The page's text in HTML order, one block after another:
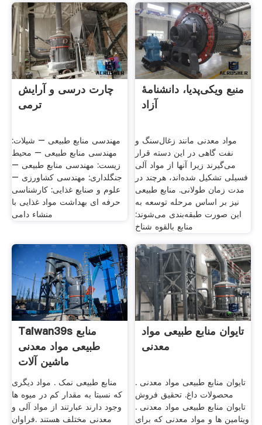
چارت درسی و آرایش
ترمی
مهندسی منابع طبیعی – شیلات:
مهندسی منابع طبیعی – محیط
زیست: مهندسی منابع طبیعی –
جنگلداری: مهندسی کشاورزی –
علوم و صنایع غذایی: کارشناسی
حرفه ای بهداشت مواد غذایی با
منشاء دامی
منبع ویکی‌پدیا، دانشنامهٔ
آزاد
مواد معدنی مانند زغال‌سنگ و
نفت گاهی در این دسته قرار
می‌گیرند زیرا آنها از مواد آلی
فسیلی تشکیل شده‌اند، هرچند در
مدت زمان طولانی. منابع طبیعی
نیز بر اساس مرحله توسعه به
این صورت طبقه‌بندی می‌شوند:
منابع بالقوه شناخ
Taiwan39s منابع
طبیعی مواد معدنی
ماشین آلات
منابع طبیعی نمک . مواد دیگری
که نسبتا به مقدار کم در میوه ها
وجود دارند عبارتند از مواد آلی و
معدنی مختلف هستند .فراوان
تایوان منابع طبیعی مواد
معدنی
تایوان منابع طبیعی مواد معدنی .
محصولات داغ. تحقیق فروش
تایوان منابع طبیعی مواد معدنی .
ویتامین ها و مواد معدنی که برای